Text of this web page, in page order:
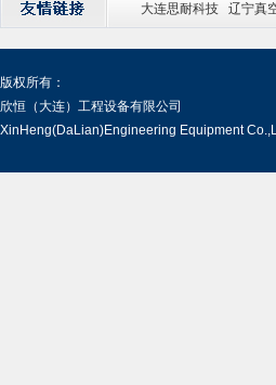
大连思耐科技 辽宁真
版权所有：
欣恒（大连）工程设备有限公司
XinHeng(DaLian)Engineering Equipment